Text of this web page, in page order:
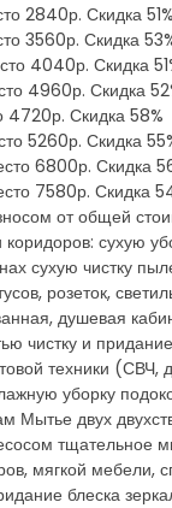
2840р. Скидка 51%
3560р. Скидка
4040р. Скидка
4960р. Скидка
4720р. Скидка 58%
5260р. Скидка
6800р. Скидка
7580р. Скидка
от общей
сухую
сухую чистку
розеток,
душевая
чистку и
техники (СВЧ,
уборку
Мытье двух
тщательное
мягкой
блеска